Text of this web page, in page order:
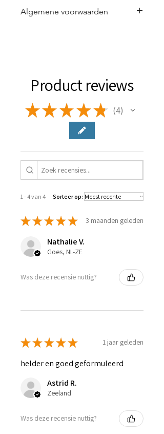
Algemene voorwaarden
Product reviews
★★ ★ ★★ 4
4
1 - 4 van 4 Sorteer op:
★★★★★ 3 maanden geleden
Nathalie V.
Goes, NL-ZE
Was deze recensie nuttig?
★★★★★ 1 jaar geleden
helder en goed geformuleerd
Astrid R.
Zeeland
Was deze recensie nuttig?